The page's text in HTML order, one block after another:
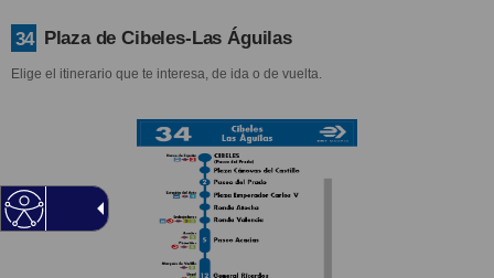
34 Plaza de Cibeles-Las Águilas
Elige el itinerario que te interesa, de ida o de vuelta.